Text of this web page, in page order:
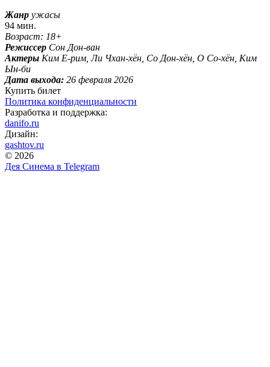
Жанр ужасы
94 мин.
Возраст: 18+
Режиссер Сон Дон-ван
Актеры Ким Е-рим, Ли Чхан-хён, Со Дон-хён, О Со-хён, Ким
Ын-би
Дата выхода: 26 февраля 2026
Купить билет
Политика конфиденциальности
Разработка и поддержка:
danifo.ru
Дизайн:
gashtov.ru
© 2026
Дея Синема в Telegram